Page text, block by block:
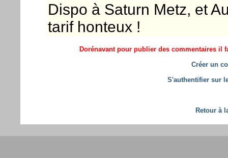
Dispo à Saturn Metz, et
tarif honteux !
Dorénavant pour publier des commentaires il
Créer un
S'authentifier sur
Retour à